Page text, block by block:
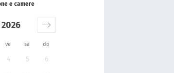
e camere
ve sa do
4 5 6